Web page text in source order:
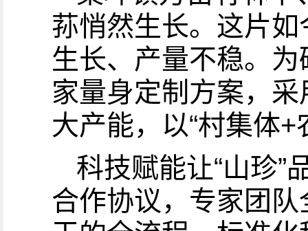
荪悄然生长。这片如
生长、产量不稳。
家量身定制方案，采
大产能，以“村集体
科技赋能让“山珍”
合作协议，专家团